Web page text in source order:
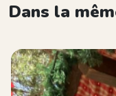
Dans la